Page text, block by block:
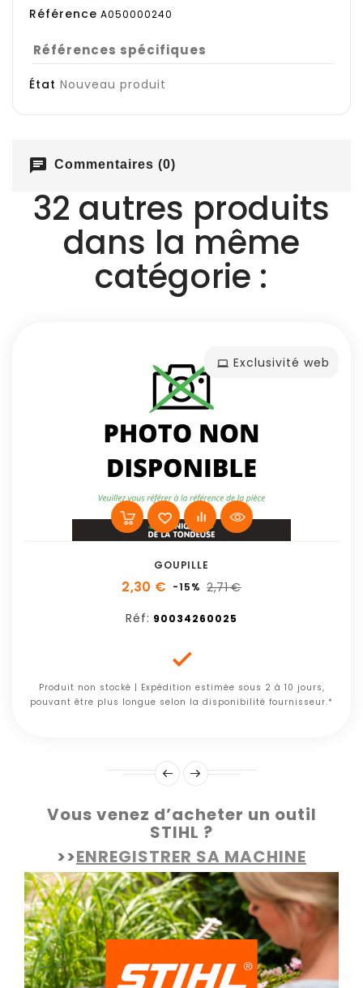
Référence A050000240
Références spécifiques
État Nouveau produit
chat Commentaires (0)
32 autres produits
dans la même
catégorie :
Exclusivité web
GOUPILLE
2,30 € -15% 2,71 €
Réf: 90034260025

Produit non stocké | Expédition estimée sous 2 à 10 jours,
pouvant être plus longue selon la disponibilité fournisseur.*
Vous venez d’acheter un outil
STIHL ?
>>ENREGISTRER SA MACHINE